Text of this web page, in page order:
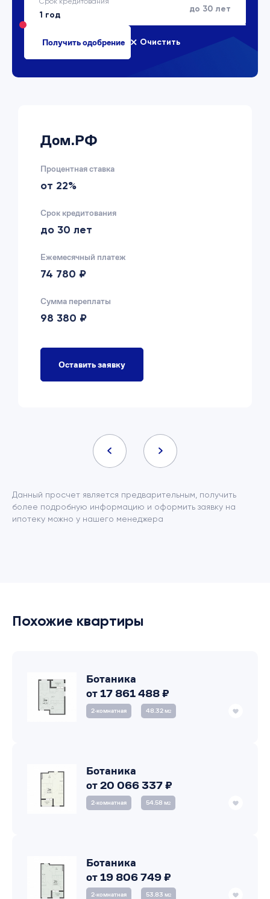
до 30 лет
Очистить
Дом.РФ
Процентная ставка
от 22%
Срок кредитования
до 30 лет
Ежемесячный платеж
74 780 ₽
Сумма переплаты
98 380 ₽
Оставить заявку
Данный просчет является предварительным, получить
более подробную информацию и оформить заявку на
ипотеку можно у нашего менеджера
Похожие квартиры
Ботаника
от 17 861 488 ₽
2‑комнатная 48.32 м2
Ботаника
от 20 066 337 ₽
2‑комнатная 54.58 м2
Ботаника
от 19 806 749 ₽
2‑комнатная 53.83 м2